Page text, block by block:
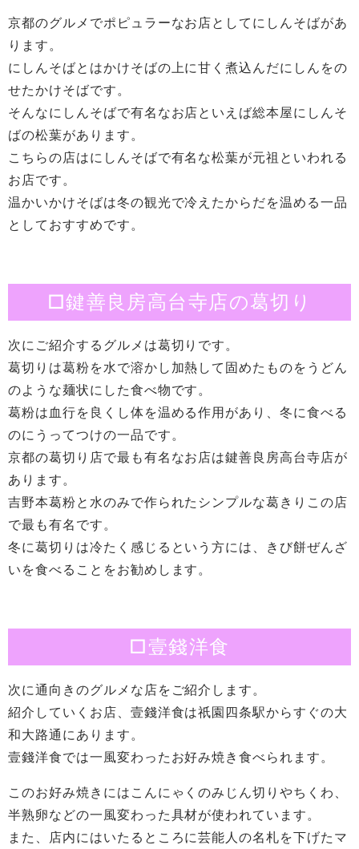
京都のグルメでポピュラーなお店としてにしんそばがあ
ります。
にしんそばとはかけそばの上に甘く煮込んだにしんをの
せたかけそばです。
そんなにしんそばで有名なお店といえば総本屋にしんそ
ばの松葉があります。
こちらの店はにしんそばで有名な松葉が元祖といわれる
お店です。
温かいかけそばは冬の観光で冷えたからだを温める一品
としておすすめです。
□鍵善良房高台寺店の葛切り
次にご紹介するグルメは葛切りです。
葛切りは葛粉を水で溶かし加熱して固めたものをうどん
のような麺状にした食べ物です。
葛粉は血行を良くし体を温める作用があり、冬に食べる
のにうってつけの一品です。
京都の葛切り店で最も有名なお店は鍵善良房高台寺店が
あります。
吉野本葛粉と水のみで作られたシンプルな葛きりこの店
で最も有名です。
冬に葛切りは冷たく感じるという方には、きび餅ぜんざ
いを食べることをお勧めします。
□壹錢洋食
次に通向きのグルメな店をご紹介します。
紹介していくお店、壹錢洋食は祇園四条駅からすぐの大
和大路通にあります。
壹錢洋食では一風変わったお好み焼き食べられます。
このお好み焼きにはこんにゃくのみじん切りやちくわ、
半熟卵などの一風変わった具材が使われています。
また、店内にはいたるところに芸能人の名札を下げたマ